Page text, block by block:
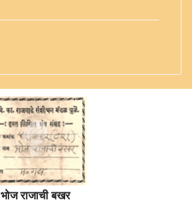
भोज राजाची बखर